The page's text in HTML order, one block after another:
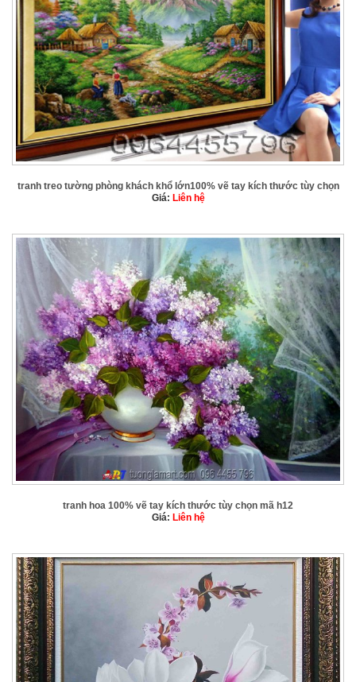
tranh treo tường phòng khách khổ lớn100% vẽ tay kích thước tùy chọn
Giá: Liên hệ
tranh hoa 100% vẽ tay kích thước tùy chọn mã h12
Giá: Liên hệ